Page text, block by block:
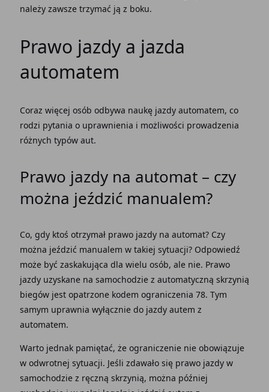
należy zawsze trzymać ją z boku.
Prawo jazdy a jazda
automatem
Coraz więcej osób odbywa naukęjazdy automatem, co
rodzi pytania o uprawnienia i możliwości prowadzenia
różnych typów aut.
Prawo jazdy na automat – czy
można jeździć manualem?
Co, gdy ktoś otrzymałprawo jazdy na automat? Czy
można jeździć manualem w takiej sytuacji? Odpowiedź
może być zaskakująca dla wielu osób, ale nie. Prawo
jazdy uzyskane na samochodzie z automatyczną skrzynią
biegów jest opatrzone kodem ograniczenia 78. Tym
samym uprawnia wyłącznie do jazdy autem z
automatem.
Warto jednak pamiętać, że ograniczenie nie obowiązuje
w odwrotnej sytuacji. Jeśli zdawało się prawo jazdy w
samochodzie z ręczną skrzynią, można później